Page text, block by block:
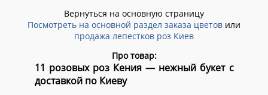
Вернуться на основную страницу
Посмотреть на основной раздел заказа цветов или
продажа лепестков роз Киев
Про товар:
11 розовых роз Кения — нежный букет с
доставкой по Киеву